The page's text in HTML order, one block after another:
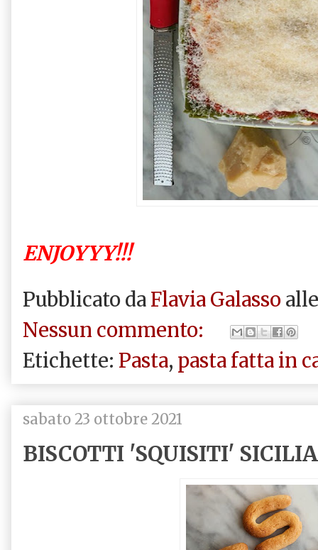
ENJOYYY!!!
Pubblicato da Flavia Galasso
Nessun commento:
Etichette: Pasta, pasta fatta in
sabato 23 ottobre 2021
BISCOTTI 'SQUISITI'